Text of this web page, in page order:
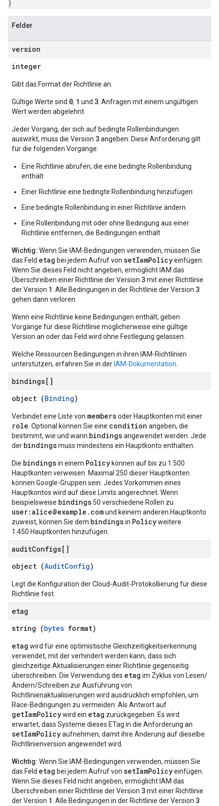
}
Felder
version
integer
Gibt das Format der Richtlinie an.
Gültige Werte sind 0, 1 und 3 . Anfragen mit einem ungültigen
Wert werden abgelehnt.
Jeder Vorgang, der sich auf bedingte Rollenbindungen
auswirkt, muss die Version 3angeben. Diese Anforderung gilt
für die folgenden Vorgänge:
Eine Richtlinie abrufen, die eine bedingte Rollenbindung
enthält
Einer Richtlinie eine bedingte Rollenbindung hinzufügen
Eine bedingte Rollenbindung in einer Richtlinie ändern
Eine Rollenbindung mit oder ohne Bedingung aus einer
Richtlinie entfernen, die Bedingungen enthält
Wichtig: Wenn Sie IAM-Bedingungen verwenden, müssen Sie
das Feld etag bei jedem Aufruf von setIamPolicyeinfügen.
Wenn Sie dieses Feld nicht angeben, ermöglicht IAM das
Überschreiben einer Richtlinie der Version 3mit einer Richtlinie
der Version 1 . Alle Bedingungen in der Richtlinie der Version 3
gehen dann verloren.
Wenn eine Richtlinie keine Bedingungen enthält, geben
Vorgänge für diese Richtlinie möglicherweise eine gültige
Version an oder das Feld wird ohne Festlegung gelassen.
Welche Ressourcen Bedingungen in ihren IAM-Richtlinien
unterstützen, erfahren Sie in der IAM-Dokumentation
bindings[]
object (Binding)
Verbindet eine Liste von membersoder Hauptkonten mit einer
role . Optional können Sie eine condition angeben, die
bestimmt, wie und wann bindingsangewendet werden. Jede
der bindingsmuss mindestens ein Hauptkonto enthalten.
Die bindingsin einem Policy können auf bis zu 1.500
Hauptkonten verweisen. Maximal 250 dieser Hauptkonten
können Google-Gruppen sein. Jedes Vorkommen eines
Hauptkontos wird auf diese Limits angerechnet. Wenn
beispielsweise bindings 50 verschiedene Rollen zu
user:alice@example.comund keinem anderen Hauptkonto
zuweist, können Sie dem bindingsin Policyweitere
1.450 Hauptkonten hinzufügen.
auditConfigs[]
object (AuditConfig)
Legt die Konfiguration der Cloud-Audit-Protokollierung für diese
Richtlinie fest.
etag
string (bytes format)
etag wird für eine optimistische Gleichzeitigkeitserkennung
verwendet, mit der verhindert werden kann, dass sich
gleichzeitige Aktualisierungen einer Richtlinie gegenseitig
überschreiben. Die Verwendung des etag im Zyklus von Lesen/
Ändern/Schreiben zur Ausführung von
Richtlinienaktualisierungen wird ausdrücklich empfohlen, um
Race-Bedingungen zu vermeiden: Als Antwort auf
getIamPolicywird ein etag zurückgegeben. Es wird
erwartet, dass Systeme dieses ETag in die Anforderung an
setIamPolicyaufnehmen, damit ihre Änderung auf dieselbe
Richtlinienversion angewendet wird.
Wichtig: Wenn Sie IAM-Bedingungen verwenden, müssen Sie
das Feld etag bei jedem Aufruf von setIamPolicyeinfügen.
Wenn Sie dieses Feld nicht angeben, ermöglicht IAM das
Überschreiben einer Richtlinie der Version 3mit einer Richtlinie
der Version 1 . Alle Bedingungen in der Richtlinie der Version 3